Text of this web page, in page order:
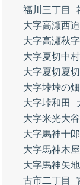
福川三丁目
大字高瀬西
大字高瀬秋
大字夏切中村
大字夏切夏切
大字垰垰の畑
大字垰和田
大字米光大谷
大字馬神十郎
大字馬神木
大字馬神矢
古市二丁目